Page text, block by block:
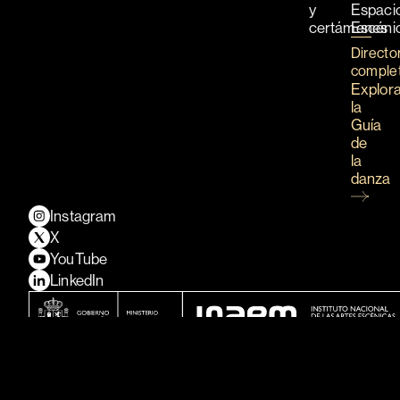
y
certámenes
la
Guía
de
la
danza
Instagram
X
YouTube
LinkedIn